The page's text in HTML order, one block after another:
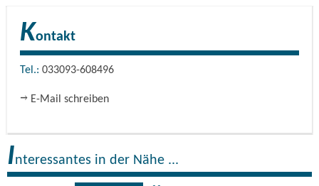
Kontakt
Tel.: 033093-608496
E-Mail schreiben
Interessantes in der Nähe ...